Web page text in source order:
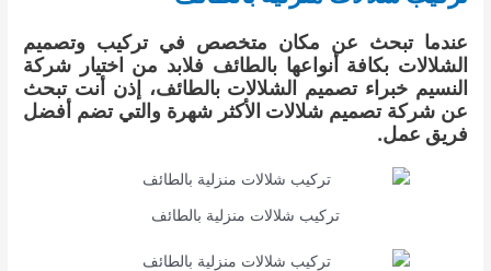
عندما تبحث عن مكان متخصص في تركيب وتصميم
الشلالات بكافة أنواعها بالطائف فلابد من اختيار شركة
النسيم خبراء تصميم الشلالات بالطائف، إذن أنت تبحث
عن شركة تصميم شلالات الأكثر شهرة والتي تضم أفضل
فريق عمل.
تركيب شلالات منزلية بالطائف